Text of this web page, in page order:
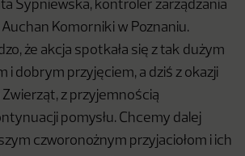
Sypniewska, kontroler zarządzania
Komorniki w Poznaniu.
że akcja spotkała się z tak dużym
i dobrym przyjęciem, a dziś z okazji
z przyjemnością
pomysłu. Chcemy dalej
czworonożnym przyjaciołom i ich